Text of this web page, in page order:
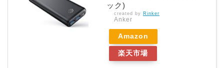
ック)
created by Rinker
Anker
Amazon
楽天市場